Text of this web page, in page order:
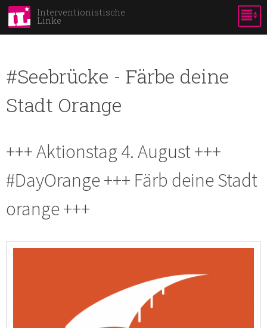
Skip to
content
Interventionistische
Linke
#Seebrücke - Färbe deine
Stadt Orange
+++ Aktionstag 4. August +++
#DayOrange +++ Färb deine Stadt
orange +++